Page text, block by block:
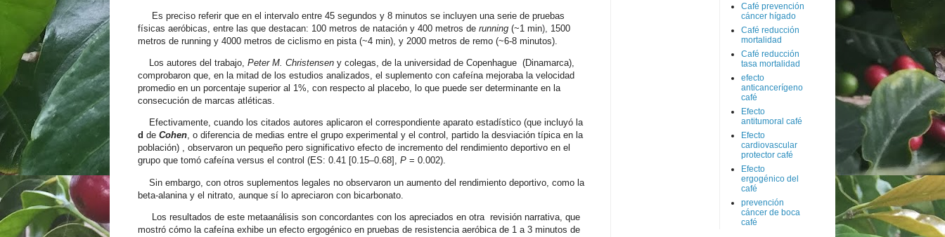
Es preciso referir que en el intervalo entre 45 segundos y 8 minutos se incluyen una serie de pruebas
físicas aeróbicas, entre las que destacan: 100 metros de natación y 400 metros de running (~1 min), 1500
metros de running y 4000 metros de ciclismo en pista (~4 min), y 2000 metros de remo (~6-8 minutos).
Los autores del trabajo, Peter M. Christensen y colegas, de la universidad de Copenhague (Dinamarca),
comprobaron que, en la mitad de los estudios analizados, el suplemento con cafeína mejoraba la velocidad
promedio en un porcentaje superior al 1%, con respecto al placebo, lo que puede ser determinante en la
consecución de marcas atléticas.
Efectivamente, cuando los citados autores aplicaron el correspondiente aparato estadístico (que incluyó la
d de Cohen, o diferencia de medias entre el grupo experimental y el control, partido la desviación típica en la
población) , observaron un pequeño pero significativo efecto de incremento del rendimiento deportivo en el
grupo que tomó cafeína versus el control (ES: 0.41 [0.15–0.68], P = 0.002).
Sin embargo, con otros suplementos legales no observaron un aumento del rendimiento deportivo, como la
beta-alanina y el nitrato, aunque sí lo apreciaron con bicarbonato.
Los resultados de este metaanálisis son concordantes con los apreciados en otra revisión narrativa, que
mostró cómo la cafeína exhibe un efecto ergogénico en pruebas de resistencia aeróbica de 1 a 3 minutos de
Café prevención
cáncer hígado
Café reducción
mortalidad
Café reducción
tasa mortalidad
efecto
anticancerígeno
café
Efecto
antitumoral café
Efecto
cardiovascular
protector café
Efecto
ergogénico del
café
prevención
cáncer de boca
café